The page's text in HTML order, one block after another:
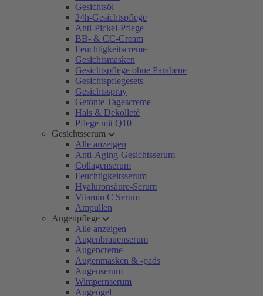
Gesichtsöl
24h-Gesichtspflege
Anti-Pickel-Pflege
BB- & CC-Cream
Feuchtigkeitscreme
Gesichtsmasken
Gesichtspflege ohne Parabene
Gesichtspflegesets
Gesichtsspray
Getönte Tagescreme
Hals & Dekolleté
Pflege mit Q10
Gesichtsserum
Alle anzeigen
Anti-Aging-Gesichtsserum
Collagenserum
Feuchtigkeitsserum
Hyaluronsäure-Serum
Vitamin C Serum
Ampullen
Augenpflege
Alle anzeigen
Augenbrauenserum
Augencreme
Augenmasken & -pads
Augenserum
Wimpernserum
Augengel